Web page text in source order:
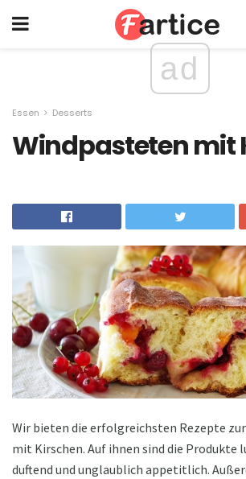
ad
Essen Desserts
Windpasteten mit
Wir bieten die erfolgreichsten Rezepte
mit Kirschen. Auf ihnen sind die Produkte
duftend und unglaublich appetitlich.